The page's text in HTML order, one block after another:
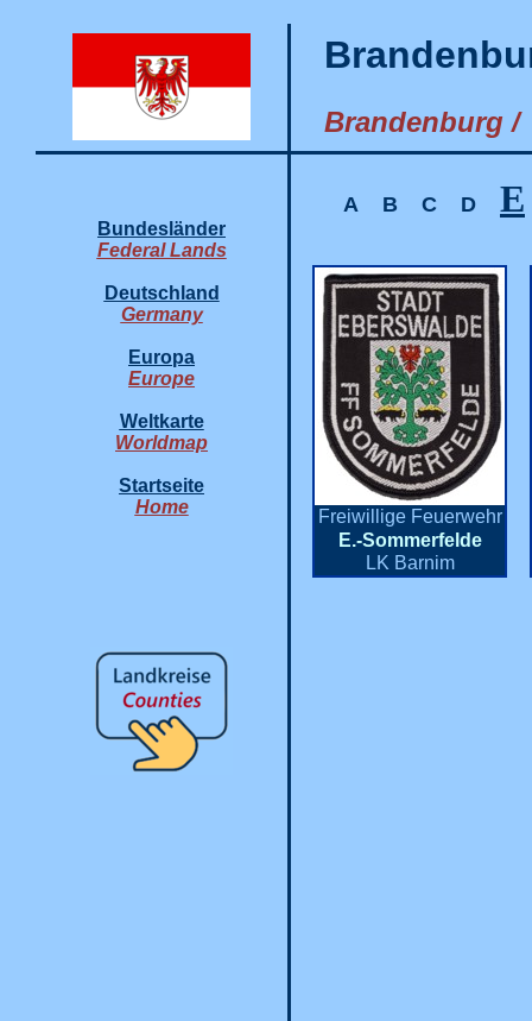
Brandenburg /
Bundesländer
Federal Lands
Deutschland
Germany
Europa
Europe
Weltkarte
Worldmap
Startseite
Home
A B C D E
Freiwillige Feuerwehr
E.-Sommerfelde
LK Barnim